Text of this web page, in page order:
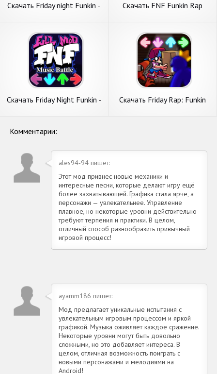
Скачать Friday night Funkin -
на Андроид
Скачать FNF Funkin Rap
Андроид
Скачать Friday Night Funkin -
Скачать Friday Rap: Funkin
Комментарии:
ales94-94 пишет:
Этот мод привнес новые механики и
интересные песни, которые делают игру ещё
более захватывающей. Графика стала ярче, а
персонажи — увлекательнее. Управление
плавное, но некоторые уровни действительно
требуют терпения и практики. В целом,
отличный способ разнообразить привычный
игровой процесс!
ayamm186 пишет:
Мод предлагает уникальные испытания с
увлекательным игровым процессом и яркой
графикой. Музыка оживляет каждое сражение.
Некоторые уровни могут быть довольно
сложными, но это добавляет интереса. В
целом, отличная возможность поиграть с
новыми персонажами и мелодиями на
Android!